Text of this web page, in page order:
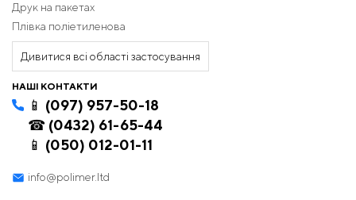
Купуючи пакети оптом у “Полімер”, ви отримуєте не
тільки якісну продукцію, але й вигідні ціни, які
дозволяють оптимізувати витрати та збільшити прибуток
вашого бізнесу.
Логістика та доставка
Наше підприємство розташоване у Вінниці, але ми
Друк на пакетах
Плівка поліетиленова
Дивитися всі області застосування
НАШІ КОНТАКТИ
📱 (097) 957-50-18
☎ (0432) 61-65-44
📱 (050) 012-01-11
info@polimer.ltd